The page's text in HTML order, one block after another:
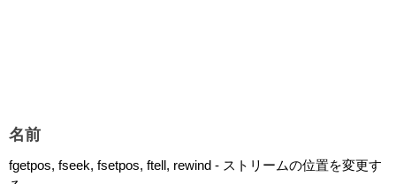
名前
fgetpos, fseek, fsetpos, ftell, rewind - ストリームの位置を変更す